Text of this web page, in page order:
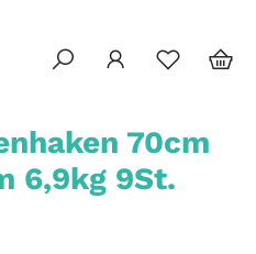
70cm
6,9kg 9St.